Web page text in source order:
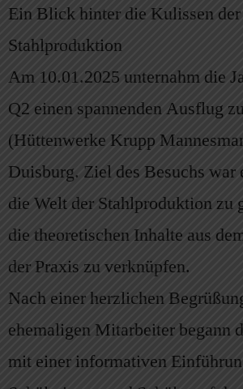
Ein Blick hinter die Kulissen der
Stahlproduktion
Am 10.01.2025 unternahm die
Q2 einen spannenden Ausflug
(Hüttenwerke Krupp
Duisburg. Ziel des Besuchs
die Welt der Stahlproduktion zu
die theoretischen Inhalte aus
der Praxis zu verknüpfen.
Nach einer herzlichen
ehemaligen Mitarbeiter begann
mit einer informativen